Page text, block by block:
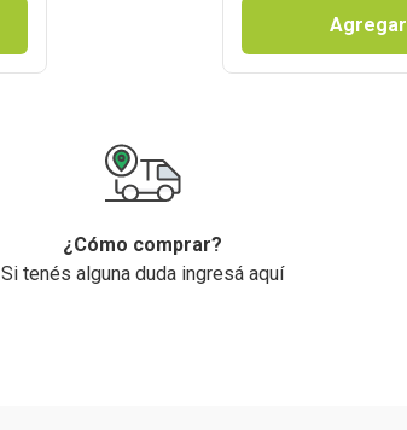
Agregar
¿Cómo comprar?
Si tenés alguna duda ingresá aquí